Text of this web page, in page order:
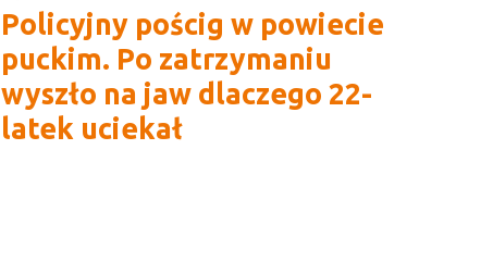
Policyjny pościg w powiecie
puckim. Po zatrzymaniu
wyszło na jaw dlaczego 22-
latek uciekał